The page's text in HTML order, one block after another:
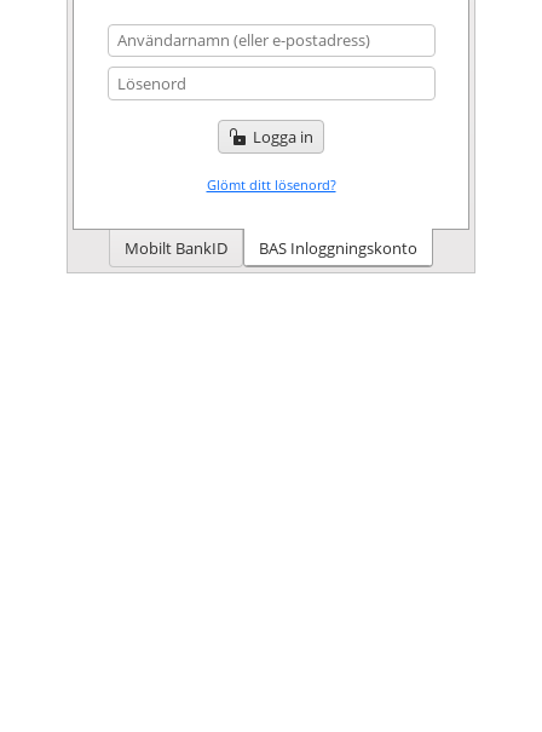
Logga in
Glömt ditt lösenord?
Mobilt BankID BAS Inloggningskonto